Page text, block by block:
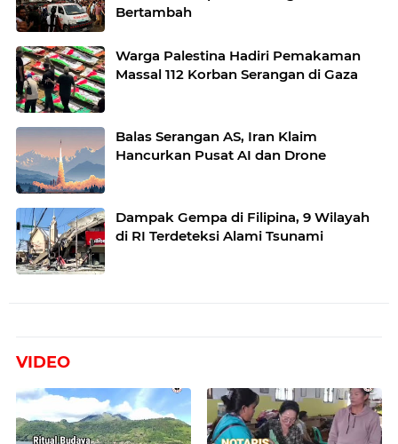
Bertambah
Warga Palestina Hadiri Pemakaman
Massal 112 Korban Serangan di Gaza
Balas Serangan AS, Iran Klaim
Hancurkan Pusat AI dan Drone
Dampak Gempa di Filipina, 9 Wilayah
di RI Terdeteksi Alami Tsunami
VIDEO